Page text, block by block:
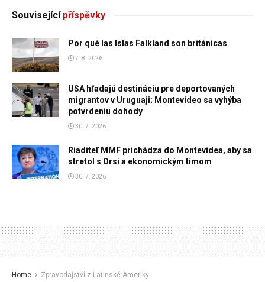
Souvisejícípříspěvky
Por qué las Islas Falkland son británicas
7. 8. 2026
USA hľadajú destináciu pre deportovaných
migrantov v Uruguaji; Montevideo sa vyhýba
potvrdeniu dohody
30. 7. 2026
Riaditeľ MMF prichádza do Montevidea, aby sa
stretol s Orsi a ekonomickým tímom
30. 7. 2026
Home Zpravodajství z Latinské Ameriky